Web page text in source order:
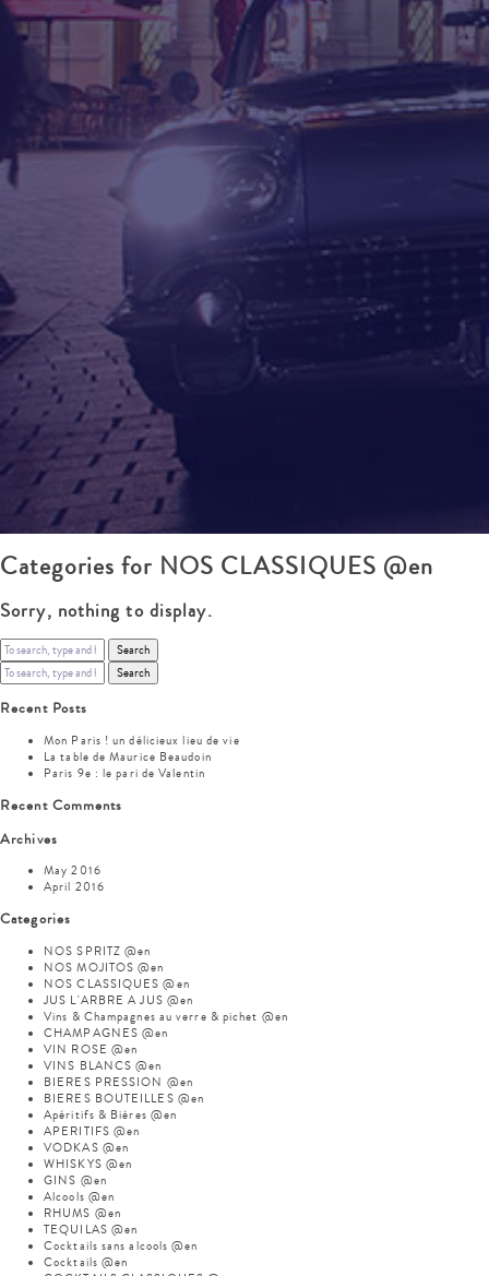
Categories for NOS CLASSIQUES @en
Sorry, nothing to display.
Search
Search
Recent Posts
Mon Paris ! un délicieux lieu de vie
La table de Maurice Beaudoin
Paris 9e : le pari de Valentin
Recent Comments
Archives
May 2016
April 2016
Categories
NOS SPRITZ @en
NOS MOJITOS @en
NOS CLASSIQUES @en
JUS L'ARBRE A JUS @en
Vins & Champagnes au verre & pichet @en
CHAMPAGNES @en
VIN ROSE @en
VINS BLANCS @en
BIERES PRESSION @en
BIERES BOUTEILLES @en
Apéritifs & Bières @en
APERITIFS @en
VODKAS @en
WHISKYS @en
GINS @en
Alcools @en
RHUMS @en
TEQUILAS @en
Cocktails sans alcools @en
Cocktails @en